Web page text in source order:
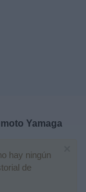
Yamaga
hay ningún
de